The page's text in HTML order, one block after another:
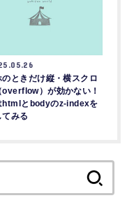
のときだけ縦・横スクロ
overflow）が効かない！
htmlとbodyのz-indexを
みる